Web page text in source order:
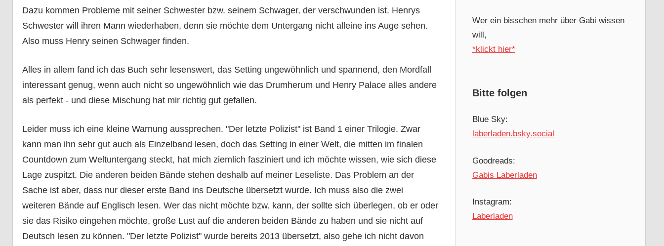
Dazu kommen Probleme mit seiner Schwester bzw. seinem Schwager, der verschwunden ist. Henrys
Schwester will ihren Mann wiederhaben, denn sie möchte dem Untergang nicht alleine ins Auge sehen.
Also muss Henry seinen Schwager finden.
Alles in allem fand ich das Buch sehr lesenswert, das Setting ungewöhnlich und spannend, den Mordfall
interessant genug, wenn auch nicht so ungewöhnlich wie das Drumherum und Henry Palace alles andere
als perfekt - und diese Mischung hat mir richtig gut gefallen.
Leider muss ich eine kleine Warnung aussprechen. "Der letzte Polizist" ist Band 1 einer Trilogie. Zwar
kann man ihn sehr gut auch als Einzelband lesen, doch das Setting in einer Welt, die mitten im finalen
Countdown zum Weltuntergang steckt, hat mich ziemlich fasziniert und ich möchte wissen, wie sich diese
Lage zuspitzt. Die anderen beiden Bände stehen deshalb auf meiner Leseliste. Das Problem an der
Sache ist aber, dass nur dieser erste Band ins Deutsche übersetzt wurde. Ich muss also die zwei
weiteren Bände auf Englisch lesen. Wer das nicht möchte bzw. kann, der sollte sich überlegen, ob er oder
sie das Risiko eingehen möchte, große Lust auf die anderen beiden Bände zu haben und sie nicht auf
Deutsch lesen zu können. "Der letzte Polizist" wurde bereits 2013 übersetzt, also gehe ich nicht davon
Wer ein bisschen mehr über Gabi wissen
will,
*klickt hier*
Bitte folgen
Blue Sky:
laberladen.bsky.social
Goodreads:
Gabis Laberladen
Instagram:
Laberladen